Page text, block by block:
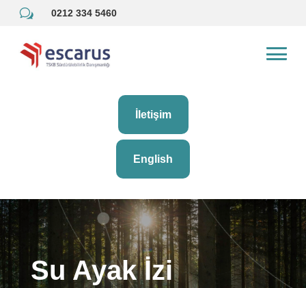
w 0212 334 5460
İletişim
English
Su Ayak İzi